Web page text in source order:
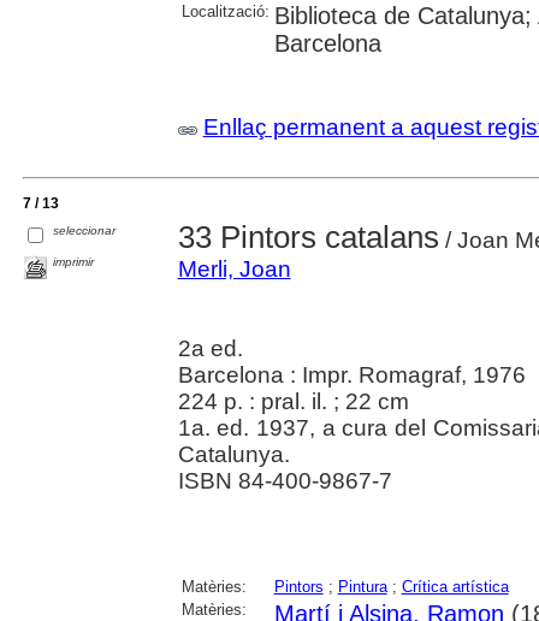
Localització: Biblioteca de
Barcelona
Enllaç permanent a aquest
7 / 13
seleccionar
imprimir
33 Pintors catalans / Joan
Merli, Joan
2a ed.
Barcelona : Impr. Romagraf, 1976
224 p. : pral. il. ; 22 cm
1a. ed. 1937, a cura del
Catalunya.
ISBN 84-400-9867-7
Matèries: Pintors ; Pintura; Crítica artística
Matèries:
Martí i Alsina, Ramon